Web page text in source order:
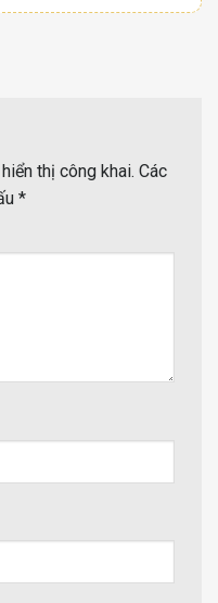
thị công khai. Các
*